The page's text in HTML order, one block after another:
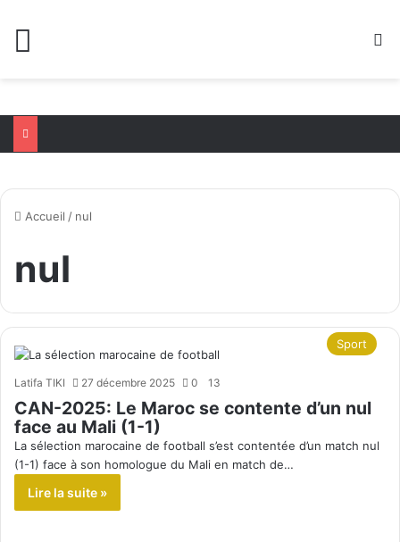
Accueil / nul
nul
Sport
Latifa TIKI 27 décembre 2025 0 13
CAN-2025: Le Maroc se contente d’un nul
face au Mali (1-1)
La sélection marocaine de football s’est contentée d’un match nul
(1-1) face à son homologue du Mali en match de…
Lire la suite »